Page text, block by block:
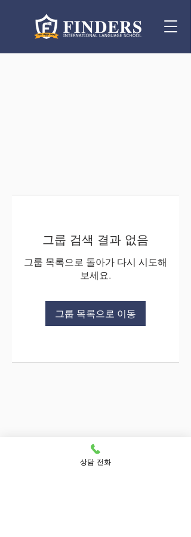
그룹 검색 결과 없음
그룹 목록으로 돌아가 다시 시도해
보세요.
그룹 목록으로 이동
상담 전화